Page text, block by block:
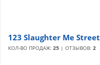
123 Slaughter Me Street
КОЛ-ВО ПРОДАЖ: 25 | ОТЗЫВОВ: 2